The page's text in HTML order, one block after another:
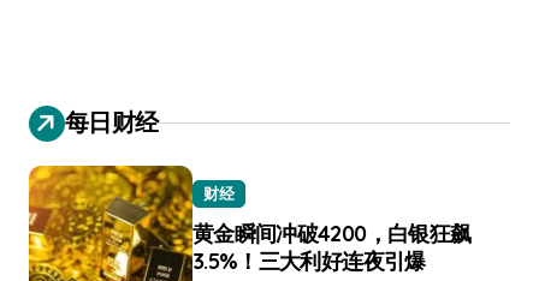
每日财经
财经
黄金瞬间冲破4200，白银狂飙
3.5%！三大利好连夜引爆